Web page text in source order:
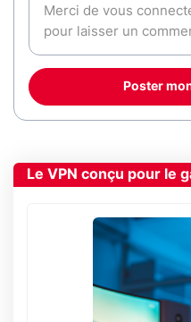
Poster
Le VPN conçu pour le